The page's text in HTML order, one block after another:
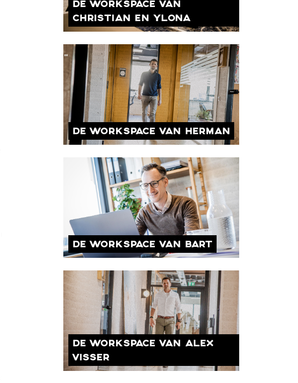
DE WORKSPACE VAN
CHRISTIAN EN YLONA
DE WORKSPACE VAN HERMAN
DE WORKSPACE VAN BART
DE WORKSPACE VAN ALEX
VISSER